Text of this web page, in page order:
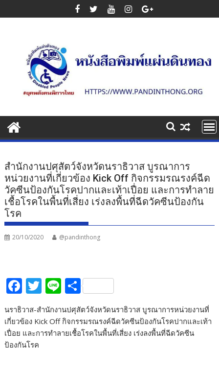
to
สำนักงานปศุสัตว์จังหวัดนราธิวาส บูรณาการ
หน่วยงานที่เกี่ยวข้อง Kick Off กิจกรรมรณรงค์ฉีด
วัคซีนป้องกันโรคปากและเท้าเปื่อย และการทำลาย
เชื้อโรคในพื้นที่เสี่ยง เร่งลงพื้นที่ฉีดวัคซีนป้องกัน
โรค
20/10/2020 @pandinthong
F
e
b
o
T
w
itt
er
Li
n
e
S
h
ar
e
นราธิวาส-สำนักงานปศุสัตว์จังหวัดนราธิวาส บูรณาการหน่วยงานที่
เกี่ยวข้อง Kick Off กิจกรรมรณรงค์ฉีดวัคซีนป้องกันโรคปากและเท้า
เปื่อย และการทำลายเชื้อโรคในพื้นที่เสี่ยง เร่งลงพื้นที่ฉีดวัคซีน
ป้องกันโรค